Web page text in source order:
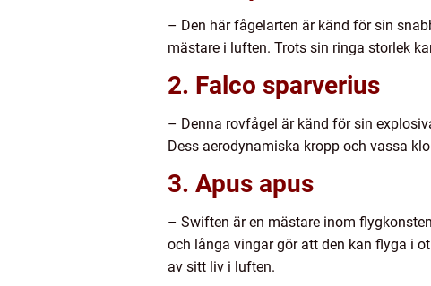
– Den här fågelarten är känd för sin
mästare i luften. Trots sin ringa storlek
2. Falco sparverius
– Denna rovfågel är känd för sin
Dess aerodynamiska kropp och vassa
3. Apus apus
– Swiften är en mästare inom
och långa vingar gör att den kan flyga i
av sitt liv i luften.